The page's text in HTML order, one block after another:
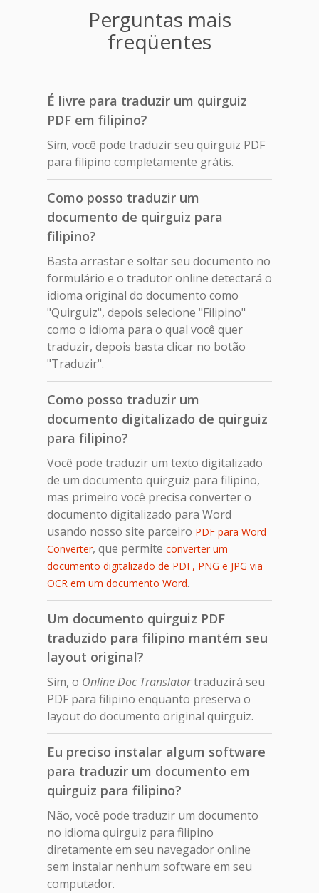
Perguntas mais
freqüentes
É livre para traduzir um quirguiz
PDF em filipino?
Sim, você pode traduzir seu quirguiz PDF
para filipino completamente grátis.
Como posso traduzir um
documento de quirguiz para
filipino?
Basta arrastar e soltar seu documento no
formulário e o tradutor online detectará o
idioma original do documento como
"Quirguiz", depois selecione "Filipino"
como o idioma para o qual você quer
traduzir, depois basta clicar no botão
"Traduzir".
Como posso traduzir um
documento digitalizado de quirguiz
para filipino?
Você pode traduzir um texto digitalizado
de um documento quirguiz para filipino,
mas primeiro você precisa converter o
documento digitalizado para Word
usando nosso site parceiro PDF para Word
Converter, que permite converter um
documento digitalizado de PDF, PNG e JPG via
OCR em um documento Word.
Um documento quirguiz PDF
traduzido para filipino mantém seu
layout original?
Sim, o Online Doc Translatortraduzirá seu
PDF para filipino enquanto preserva o
layout do documento original quirguiz.
Eu preciso instalar algum software
para traduzir um documento em
quirguiz para filipino?
Não, você pode traduzir um documento
no idioma quirguiz para filipino
diretamente em seu navegador online
sem instalar nenhum software em seu
computador.